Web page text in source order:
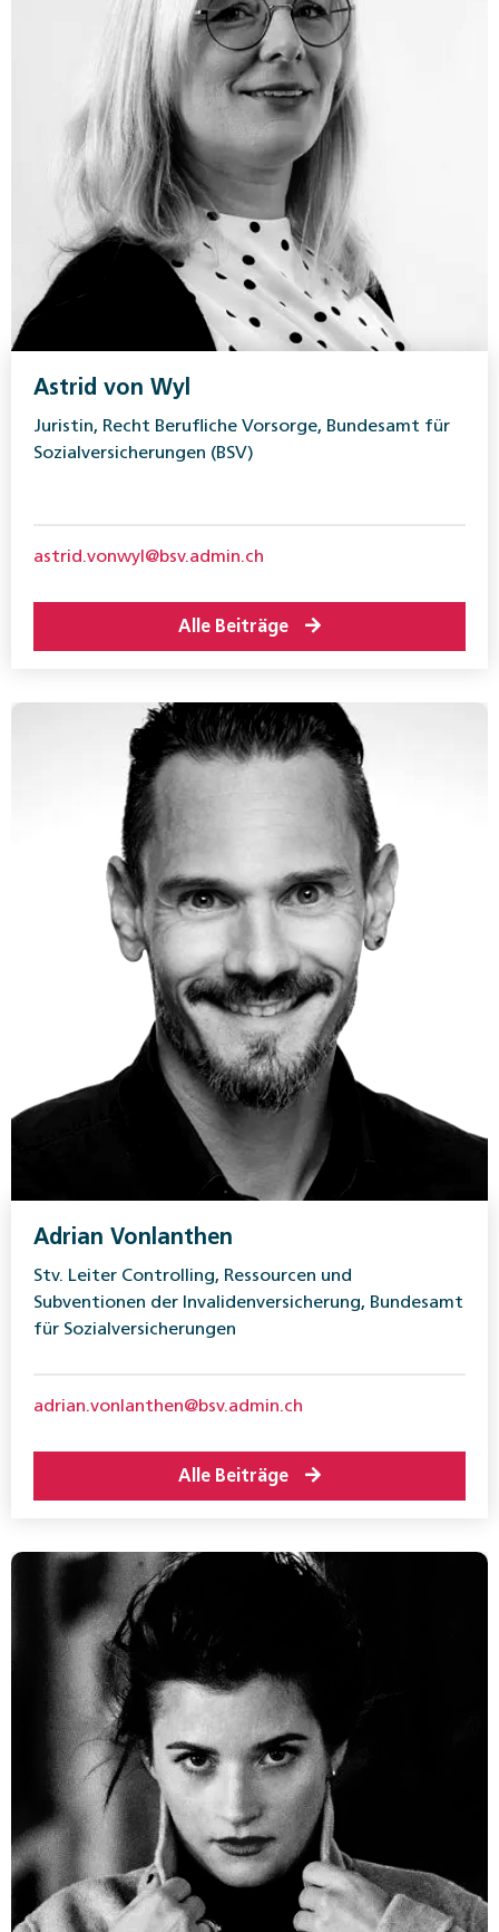
Astrid von Wyl
Juristin, Recht Berufliche Vorsorge, Bundesamt für
Sozialversicherungen (BSV)
astrid.vonwyl@bsv.admin.ch
Alle Beiträge
Adrian Vonlanthen
Stv. Leiter Controlling, Ressourcen und
Subventionen der Invalidenversicherung, Bundesamt
für Sozialversicherungen
adrian.vonlanthen@bsv.admin.ch
Alle Beiträge